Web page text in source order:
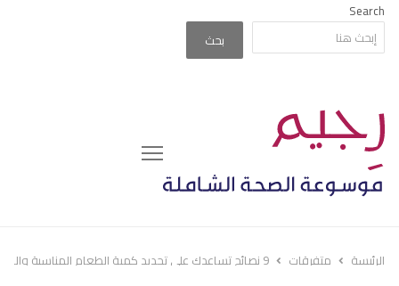
Search
بحث
Menu
الرئيسة متفرقات 9 نصائح تساعدك على تحديد كمية الطعام المناسبة والسيطرة على حجم الوجبات